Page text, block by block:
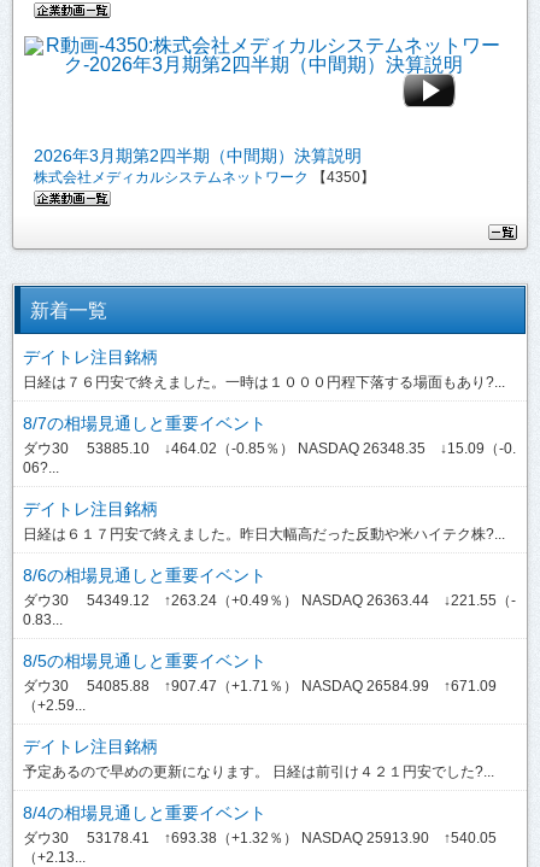
2026年3月期第2四半期（中間期）決算説明
株式会社メディカルシステムネットワーク 【4350】
新着一覧
デイトレ注目銘柄
日経は７６円安で終えました。一時は１０００円程下落する場面もあり?...
8/7の相場見通しと重要イベント
ダウ30 53885.10 ↓464.02（-0.85％） NASDAQ 26348.35 ↓15.09（-0.
06?...
デイトレ注目銘柄
日経は６１７円安で終えました。昨日大幅高だった反動や米ハイテク株?...
8/6の相場見通しと重要イベント
ダウ30 54349.12 ↑263.24（+0.49％） NASDAQ 26363.44 ↓221.55（-
0.83...
8/5の相場見通しと重要イベント
ダウ30 54085.88 ↑907.47（+1.71％） NASDAQ 26584.99 ↑671.09
（+2.59...
デイトレ注目銘柄
予定あるので早めの更新になります。 日経は前引け４２１円安でした?...
8/4の相場見通しと重要イベント
ダウ30 53178.41 ↑693.38（+1.32％） NASDAQ 25913.90 ↑540.05
（+2.13...